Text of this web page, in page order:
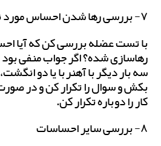
۷- بررسی رها شدن احساس مورد نظر
با تست عضله بررسی کن که آیا
رهاسازی شده؟ اگر جواب منفی
سه بار دیگر با آهنربا یا دو
بکش و سوال را تکرار کن و در
کار را دوباره تکرار کن.
۸- بررسی سایر احساسات